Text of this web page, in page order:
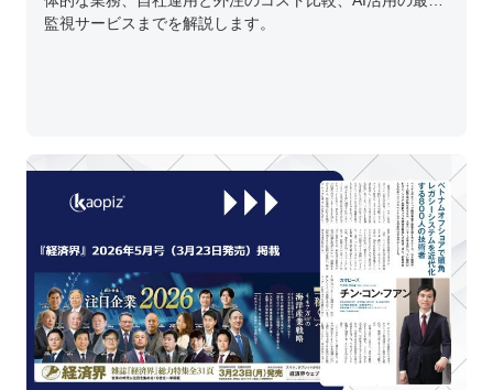
監視サービスまでを解説します。